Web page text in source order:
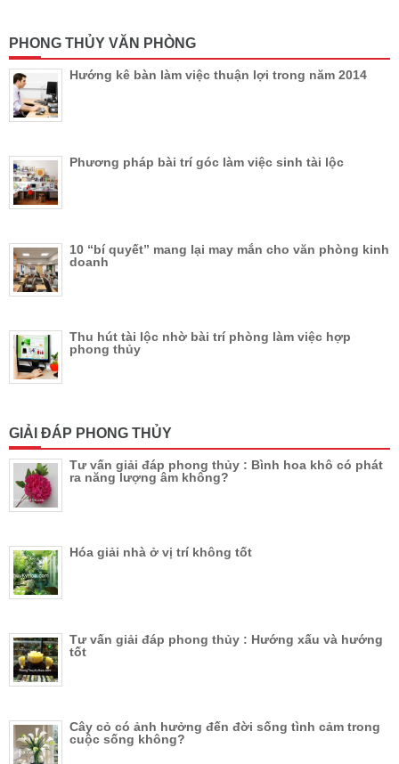
PHONG THỦY VĂN PHÒNG
Hướng kê bàn làm việc thuận lợi trong năm 2014
Phương pháp bài trí góc làm việc sinh tài lộc
10 “bí quyết” mang lại may mắn cho văn phòng kinh
doanh
Thu hút tài lộc nhờ bài trí phòng làm việc hợp
phong thủy
GIẢI ĐÁP PHONG THỦY
Tư vấn giải đáp phong thủy : Bình hoa khô có phát
ra năng lượng âm không?
Hóa giải nhà ở vị trí không tốt
Tư vấn giải đáp phong thủy : Hướng xấu và hướng
tốt
Cây cỏ có ảnh hưởng đến đời sống tình cảm trong
cuộc sống không?